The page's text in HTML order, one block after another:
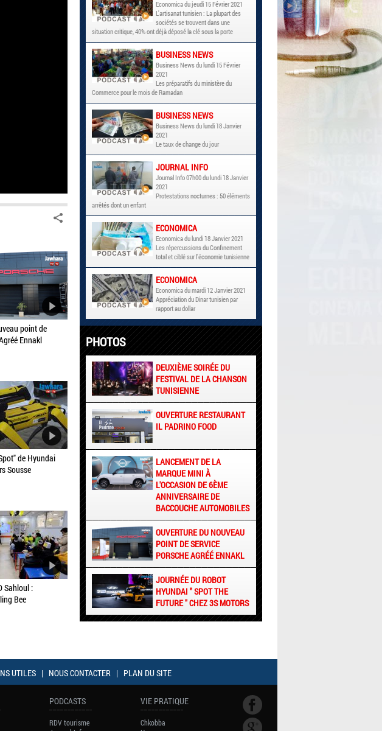
point de
Ennakl
de Hyundai
Sousse
Sahloul :
Bee
Economica du jeudi 15 Février 2021
L'artisanat tunisien : La plupart des
sociétés se trouvent dans une
situation critique, 40% ont déjà déposé la clé sous la porte
BUSINESS NEWS
Business News du lundi 15 Février
2021
Les préparatifs du ministère du
Commerce pour le mois de Ramadan
BUSINESS NEWS
Business News du lundi 18 Janvier
2021
Le taux de change du jour
JOURNAL INFO
Journal Info 07h00 du lundi 18 Janvier
2021
Protestations nocturnes : 50 éléments
arrêtés dont un enfant
ECONOMICA
Economica du lundi 18 Janvier 2021
Les répercussions du Confinement
total et ciblé sur l'économie tunisienne
ECONOMICA
Economica du mardi 12 Janvier 2021
Appréciation du Dinar tunisien par
rapport au dollar
PHOTOS
DEUXIÈME SOIRÉE DU
FESTIVAL DE LA CHANSON
TUNISIENNE
OUVERTURE RESTAURANT
IL PADRINO FOOD
LANCEMENT DE LA
MARQUE MINI À
L'OCCASION DE 6ÈME
ANNIVERSAIRE DE
BACCOUCHE AUTOMOBILES
OUVERTURE DU NOUVEAU
POINT DE SERVICE
PORSCHE AGRÉÉ ENNAKL
JOURNÉE DU ROBOT
HYUNDAI " SPOT THE
FUTURE " CHEZ 3S MOTORS
UTILES | NOUS CONTACTER | PLAN DU SITE
PODCASTS
RDV tourisme
VIE PRATIQUE
Chkobba